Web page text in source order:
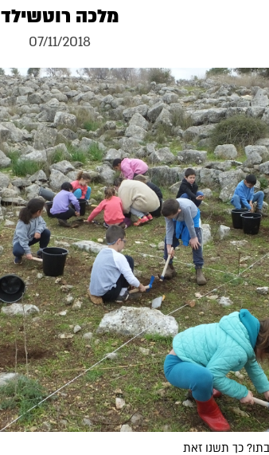
מלכה רוטשילד
07/11/2018
כך תשנו זאת